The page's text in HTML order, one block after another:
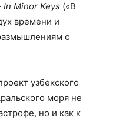
In Minor Keys («В
времени и
о
узбекского
моря не
но и как к